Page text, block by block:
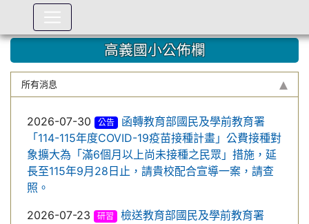
高義國小公佈欄
所有消息
2026-07-30 公告
函轉教育部國民及學前教育署
「114-115年度COVID-19疫苗接種計畫」公費接種對
象擴大為「滿6個月以上尚未接種之民眾」措施，延
長至115年9月28日止，請貴校配合宣導一案，請查
照。
2026-07-23
研習
檢送教育部國民及學前教育署